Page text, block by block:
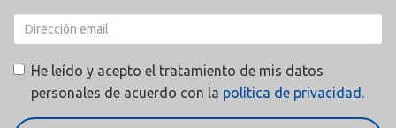
He leído y acepto el tratamiento de mis datos
personales de acuerdo con la política de privacidad.